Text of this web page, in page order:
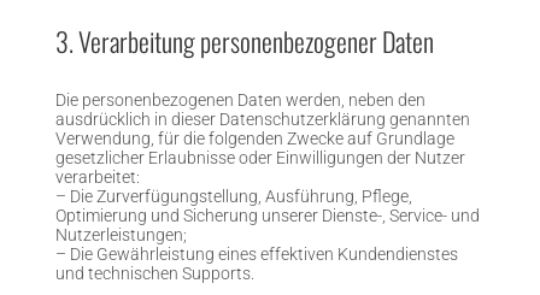
3. Verarbeitung personenbezogener Daten
Die personenbezogenen Daten werden, neben den
ausdrücklich in dieser Datenschutzerklärung genannten
Verwendung, für die folgenden Zwecke auf Grundlage
gesetzlicher Erlaubnisse oder Einwilligungen der Nutzer
verarbeitet:
– Die Zurverfügungstellung, Ausführung, Pflege,
Optimierung und Sicherung unserer Dienste-, Service- und
Nutzerleistungen;
– Die Gewährleistung eines effektiven Kundendienstes
und technischen Supports.